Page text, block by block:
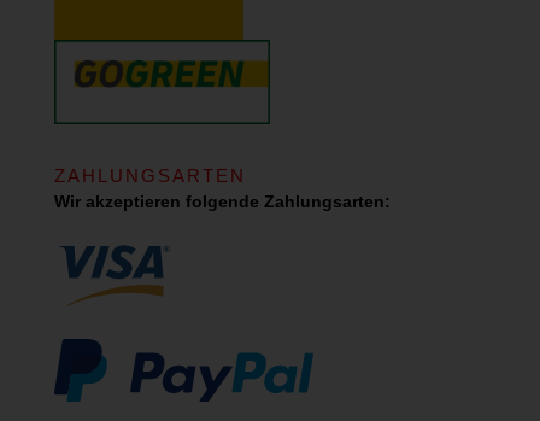
ZAHLUNGSARTEN
Wir akzeptieren folgende Zahlungsarten: